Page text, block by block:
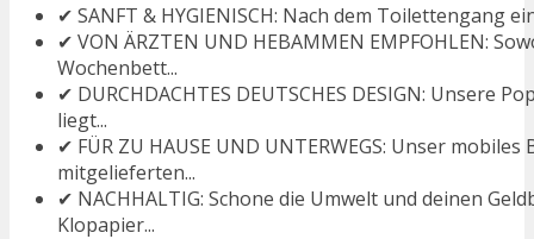
✔ SANFT & HYGIENISCH: Nach dem Toilettengang
✔ VON ÄRZTEN UND HEBAMMEN EMPFOHLEN:
Wochenbett...
✔ DURCHDACHTES DEUTSCHES DESIGN: Unsere
liegt...
✔ FÜR ZU HAUSE UND UNTERWEGS: Unser
mitgelieferten...
✔ NACHHALTIG: Schone die Umwelt und deinen
Klopapier...